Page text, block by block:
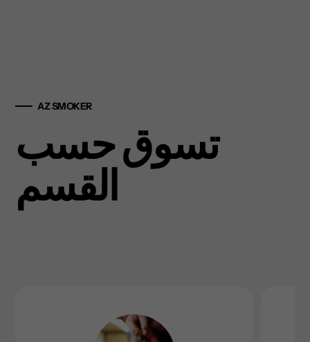
AZ SMOKER
تسوق حسب
القسم